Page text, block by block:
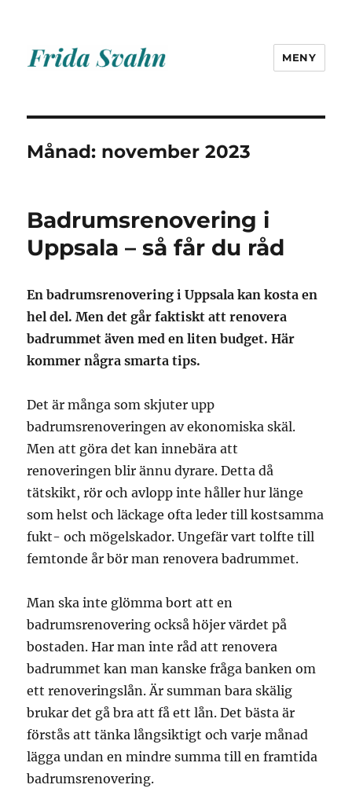
MENY
Månad: november 2023
Badrumsrenovering i
Uppsala – så får du råd
En badrumsrenovering i Uppsala kan kosta en
hel del. Men det går faktiskt att renovera
badrummet även med en liten budget. Här
kommer några smarta tips.
Det är många som skjuter upp
badrumsrenoveringen av ekonomiska skäl.
Men att göra det kan innebära att
renoveringen blir ännu dyrare. Detta då
tätskikt, rör och avlopp inte håller hur länge
som helst och läckage ofta leder till kostsamma
fukt- och mögelskador. Ungefär vart tolfte till
femtonde år bör man renovera badrummet.
Man ska inte glömma bort att en
badrumsrenovering också höjer värdet på
bostaden. Har man inte råd att renovera
badrummet kan man kanske fråga banken om
ett renoveringslån. Är summan bara skälig
brukar det gå bra att få ett lån. Det bästa är
förstås att tänka långsiktigt och varje månad
lägga undan en mindre summa till en framtida
badrumsrenovering.